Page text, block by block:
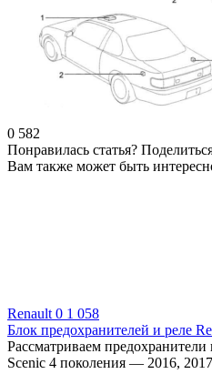
0 582
Понравилась статья?
Вам также может быть
Renault 0 1 058
Блок предохранителей и реле
Рассматриваем
Scenic 4 поколения — 2016,